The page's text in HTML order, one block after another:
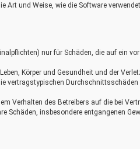
und Weise, wie die Software
nur für Schäden, die auf ein
Körper und Gesundheit und der
vertragstypischen
Verhalten des Betreibers auf die bei
Schäden, insbesondere entgangenen